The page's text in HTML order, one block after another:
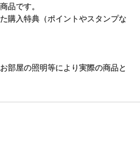
品です。
購入特典（ポイントやスタンプな
部屋の照明等により実際の商品と